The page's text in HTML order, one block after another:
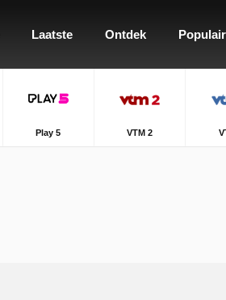
Laatste Ontdek Populair
Play 5 VTM 2